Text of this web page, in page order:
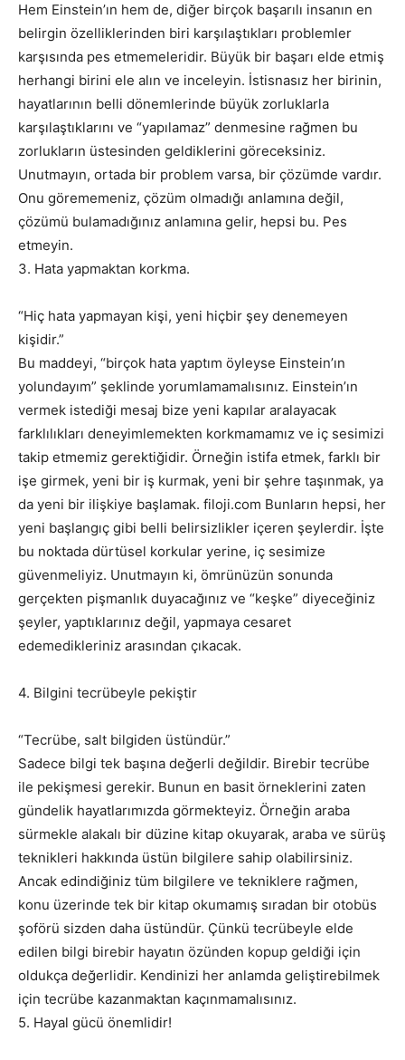
Hem Einstein’ın hem de, diğer birçok başarılı insanın en
belirgin özelliklerinden biri karşılaştıkları problemler
karşısında pes etmemeleridir. Büyük bir başarı elde etmiş
herhangi birini ele alın ve inceleyin. İstisnasız her birinin,
hayatlarının belli dönemlerinde büyük zorluklarla
karşılaştıklarını ve “yapılamaz” denmesine rağmen bu
zorlukların üstesinden geldiklerini göreceksiniz.
Unutmayın, ortada bir problem varsa, bir çözümde vardır.
Onu görememeniz, çözüm olmadığı anlamına değil,
çözümü bulamadığınız anlamına gelir, hepsi bu. Pes
etmeyin.
3. Hata yapmaktan korkma.
“Hiç hata yapmayan kişi, yeni hiçbir şey denemeyen
kişidir.”
Bu maddeyi, “birçok hata yaptım öyleyse Einstein’ın
yolundayım” şeklinde yorumlamamalısınız. Einstein’ın
vermek istediği mesaj bize yeni kapılar aralayacak
farklılıkları deneyimlemekten korkmamamız ve iç sesimizi
takip etmemiz gerektiğidir. Örneğin istifa etmek, farklı bir
işe girmek, yeni bir iş kurmak, yeni bir şehre taşınmak, ya
da yeni bir ilişkiye başlamak. filoji.com Bunların hepsi, her
yeni başlangıç gibi belli belirsizlikler içeren şeylerdir. İşte
bu noktada dürtüsel korkular yerine, iç sesimize
güvenmeliyiz. Unutmayın ki, ömrünüzün sonunda
gerçekten pişmanlık duyacağınız ve “keşke” diyeceğiniz
şeyler, yaptıklarınız değil, yapmaya cesaret
edemedikleriniz arasından çıkacak.
4. Bilgini tecrübeyle pekiştir
“Tecrübe, salt bilgiden üstündür.”
Sadece bilgi tek başına değerli değildir. Birebir tecrübe
ile pekişmesi gerekir. Bunun en basit örneklerini zaten
gündelik hayatlarımızda görmekteyiz. Örneğin araba
sürmekle alakalı bir düzine kitap okuyarak, araba ve sürüş
teknikleri hakkında üstün bilgilere sahip olabilirsiniz.
Ancak edindiğiniz tüm bilgilere ve tekniklere rağmen,
konu üzerinde tek bir kitap okumamış sıradan bir otobüs
şoförü sizden daha üstündür. Çünkü tecrübeyle elde
edilen bilgi birebir hayatın özünden kopup geldiği için
oldukça değerlidir. Kendinizi her anlamda geliştirebilmek
için tecrübe kazanmaktan kaçınmamalısınız.
5. Hayal gücü önemlidir!